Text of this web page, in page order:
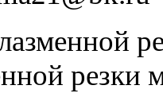
резки